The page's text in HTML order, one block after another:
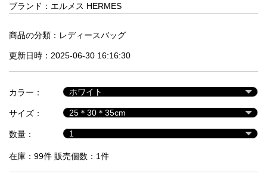
気
商
セ
ル
品
ブランド： エルメス HERMES
商品の分類： レディースバッグ
更新日時：2025-06-30 16:16:30
カラー：
サイズ：
数量：
在庫：99件 販売個数：1件